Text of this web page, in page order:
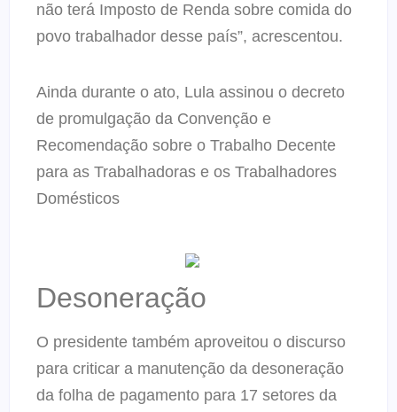
não terá Imposto de Renda sobre comida do
povo trabalhador desse país”, acrescentou.
Ainda durante o ato, Lula assinou o decreto
de promulgação da Convenção e
Recomendação sobre o Trabalho Decente
para as Trabalhadoras e os Trabalhadores
Domésticos
Desoneração
O presidente também aproveitou o discurso
para criticar a manutenção da desoneração
da folha de pagamento para 17 setores da